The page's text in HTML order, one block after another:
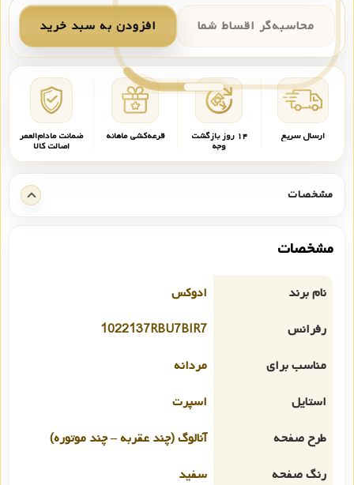
محاسبه‌گر اقساط شما افزودن به سبد خرید
ارسال سریع ۱۴ روز بازگشت
وجه
قرعه‌کشی ماهانه ضمانت مادام‌العمر
اصالت کالا
مشخصات
مشخصات
نام برند
ادوکس
رفرانس
1022137RBU7BIR7
مناسب برای
مردانه
استایل
اسپرت
طرح صفحه
آنالوگ (چند عقربه – چند موتوره)
رنگ صفحه
سفید